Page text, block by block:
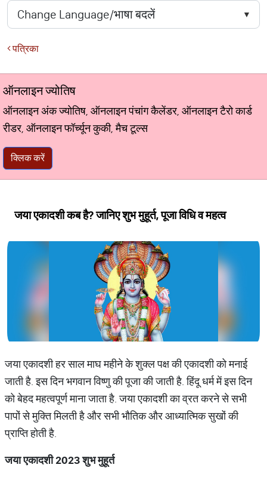
पत्रिका
ऑनलाइन ज्योतिष
ऑनलाइन अंक ज्योतिष, ऑनलाइन पंचांग कैलेंडर, ऑनलाइन टैरो कार्ड
रीडर, ऑनलाइन फॉर्च्यून कुकी, मैच टूल्स
क्लिक करें
जया एकादशी कब है? जानिए शुभ मुहूर्त, पूजा विधि व महत्व
जया एकादशी हर साल माघ महीने के शुक्ल पक्ष की एकादशी को मनाई
जाती है. इस दिन भगवान विष्णु की पूजा की जाती है. हिंदू धर्म में इस दिन
को बेहद महत्वपूर्ण माना जाता है. जया एकादशी का व्रत करने से सभी
पापों से मुक्ति मिलती है और सभी भौतिक और आध्यात्मिक सुखों की
प्राप्ति होती है.
जया एकादशी 2023 शुभ मुहूर्त